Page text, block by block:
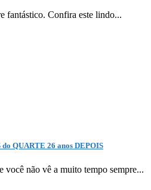
fantástico. Confira este lindo...
QUARTE 26 anos DEPOIS
você não vê a muito tempo sempre...